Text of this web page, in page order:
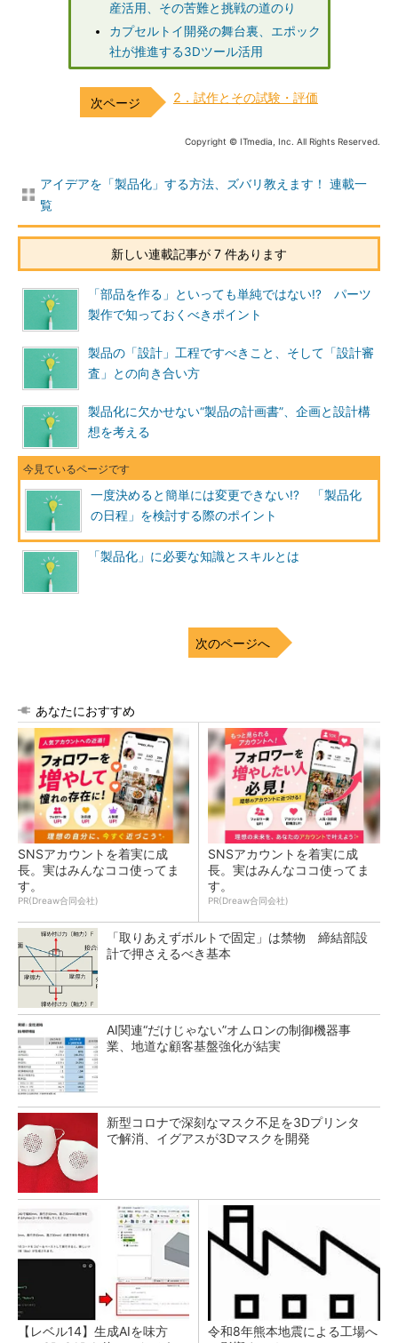
産活用、その苦難と挑戦の道のり
カプセルトイ開発の舞台裏、エポック
社が推進する3Dツール活用
2．試作とその試験・評価
Copyright © ITmedia, Inc. All Rights Reserved.
アイデアを「製品化」する方法、ズバリ教えます！ 連載一
覧
新しい連載記事が 7 件あります
「部品を作る」といっても単純ではない!? パーツ
製作で知っておくべきポイント
製品の「設計」工程ですべきこと、そして「設計審
査」との向き合い方
製品化に欠かせない“製品の計画書”、企画と設計構
想を考える
一度決めると簡単には変更できない!? 「製品化
の日程」を検討する際のポイント
「製品化」に必要な知識とスキルとは
次のページへ
あなたにおすすめ
SNSアカウントを着実に成
長。実はみんなココ使ってま
す。
PR(Dreaw合同会社)
SNSアカウントを着実に成
長。実はみんなココ使ってま
す。
PR(Dreaw合同会社)
「取りあえずボルトで固定」は禁物 締結部設
計で押さえるべき基本
AI関連“だけじゃない”オムロンの制御機器事
業、地道な顧客基盤強化が結実
新型コロナで深刻なマスク不足を3Dプリンタ
で解消、イグアスが3Dマスクを開発
【レベル14】生成AIを味方
令和8年熊本地震による工場へ